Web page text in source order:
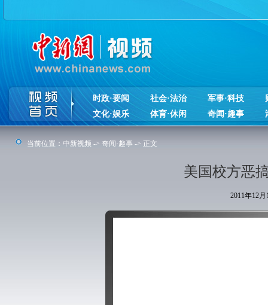
时政·要闻 社会·法治 军事·科技
文化·娱乐
体育·休闲 奇闻·趣事
当前位置： 中新视频 -> 奇闻·趣事 -> 正文
美国校方恶
2011年12